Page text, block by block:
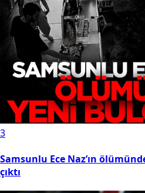
3
Samsunlu Ece Naz’ın
çıktı